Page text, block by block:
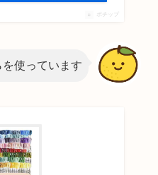
ポチップ
使っています